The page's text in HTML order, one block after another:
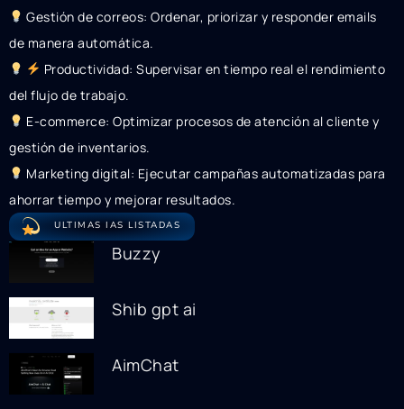
Gestión de correos: Ordenar, priorizar y responder emails
de manera automática.
Productividad: Supervisar en tiempo real el rendimiento
del flujo de trabajo.
E-commerce: Optimizar procesos de atención al cliente y
gestión de inventarios.
Marketing digital: Ejecutar campañas automatizadas para
ahorrar tiempo y mejorar resultados.
ULTIMAS IAS LISTADAS
Buzzy
Shib gpt ai
AimChat